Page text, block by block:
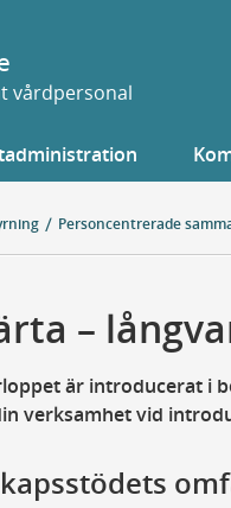
vårdpersonal
–
är introducerat i
verksamhet vid